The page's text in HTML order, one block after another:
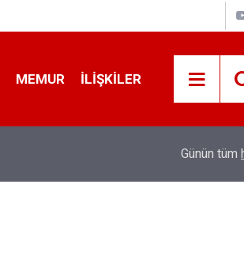
MEMUR İLIŞKILER
İ̇zmir 112’de Kan
Günün tüm